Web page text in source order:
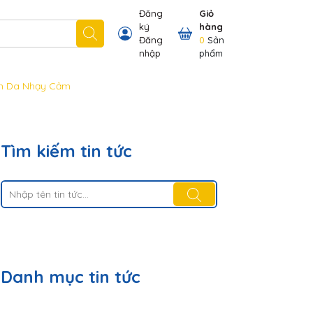
nhãn hiệu chúng tôi có Thông tin khách hàng
Đăng
ký
Đăng
nhập
Giỏ
hàng
0 Sản
phẩm
Da Nhạy Cảm
Tìm kiếm tin tức
Danh mục tin tức